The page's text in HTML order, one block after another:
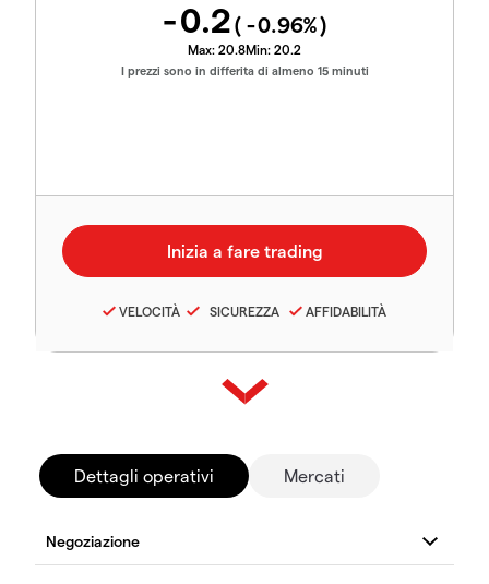
-0.2( -0.96%)
Max: 20.8Min: 20.2
I prezzi sono in differita di almeno 15 minuti
VELOCITÀ SICUREZZA AFFIDABILITÀ
Dettagli operativi Mercati